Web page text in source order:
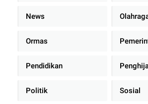
News
Ormas
Pendidikan
Politik Sosial